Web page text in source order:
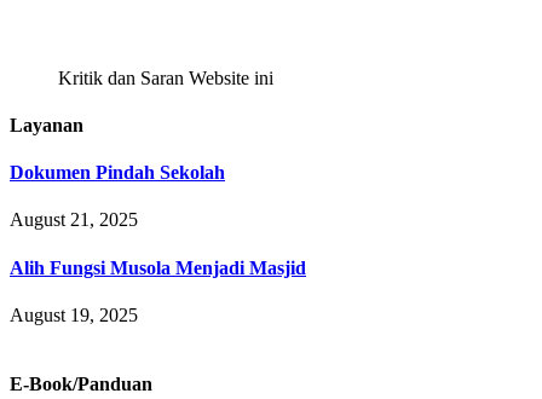
Kritik dan Saran Website ini
Layanan
Dokumen Pindah Sekolah
August 21, 2025
Alih Fungsi Musola Menjadi Masjid
August 19, 2025
E-Book/Panduan